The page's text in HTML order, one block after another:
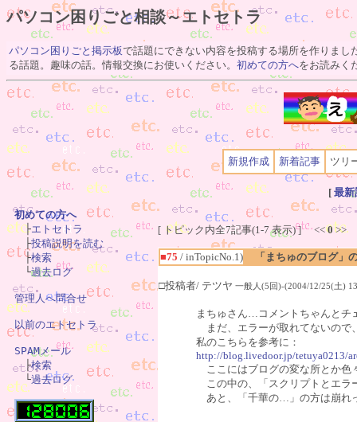
パソコン困りごと相談～エトセトラ
パソコン困りごと掲示板で話題にできない内容を投稿する場所を作りまし
る話題。趣味の話。情報交換にお使いください。 初めての方へをお読みく
新規作成 新着記事 ツリ
[ 最新
[ トピック内全7記事(1-7 表示) ] <<0 >>
■75 / inTopicNo.1) 「まちゅのブログ」
□投稿者/ テツヤ 一般人(5回)-(2004/12/25(土)
まちゅさん…コメントちゃんとチ
まだ、エラーが取れてないので
私のこちらを参考に：
http://blog.livedoor.jp/tetuya0213/
ここにはブログの変な所とか色
この中の、「スクリプトとエラ
あと、「千華の…」の方は崩れ
初めての方へ
├エトセトラ
├投稿説明を読む
├検索
└過去ログ
管理人へ問合せ
以前のエトセトラ
SPAMメール
├検索
└過去ログ